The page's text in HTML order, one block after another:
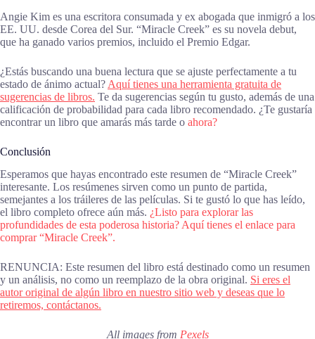
Angie Kim es una escritora consumada y ex abogada que inmigró a los
EE. UU. desde Corea del Sur. “Miracle Creek” es su novela debut,
que ha ganado varios premios, incluido el Premio Edgar.
¿Estás buscando una buena lectura que se ajuste perfectamente a tu
estado de ánimo actual? Aquí tienes una herramienta gratuita de
sugerencias de libros. Te da sugerencias según tu gusto, además de una
calificación de probabilidad para cada libro recomendado. ¿Te gustaría
encontrar un libro que amarás más tarde o ahora?
Conclusión
Esperamos que hayas encontrado este resumen de “Miracle Creek”
interesante. Los resúmenes sirven como un punto de partida,
semejantes a los tráileres de las películas. Si te gustó lo que has leído,
el libro completo ofrece aún más. ¿Listo para explorar las
profundidades de esta poderosa historia? Aquí tienes el enlace para
comprar “Miracle Creek”.
RENUNCIA: Este resumen del libro está destinado como un resumen
y un análisis, no como un reemplazo de la obra original. Si eres el
autor original de algún libro en nuestro sitio web y deseas que lo
retiremos, contáctanos.
All images from Pexels